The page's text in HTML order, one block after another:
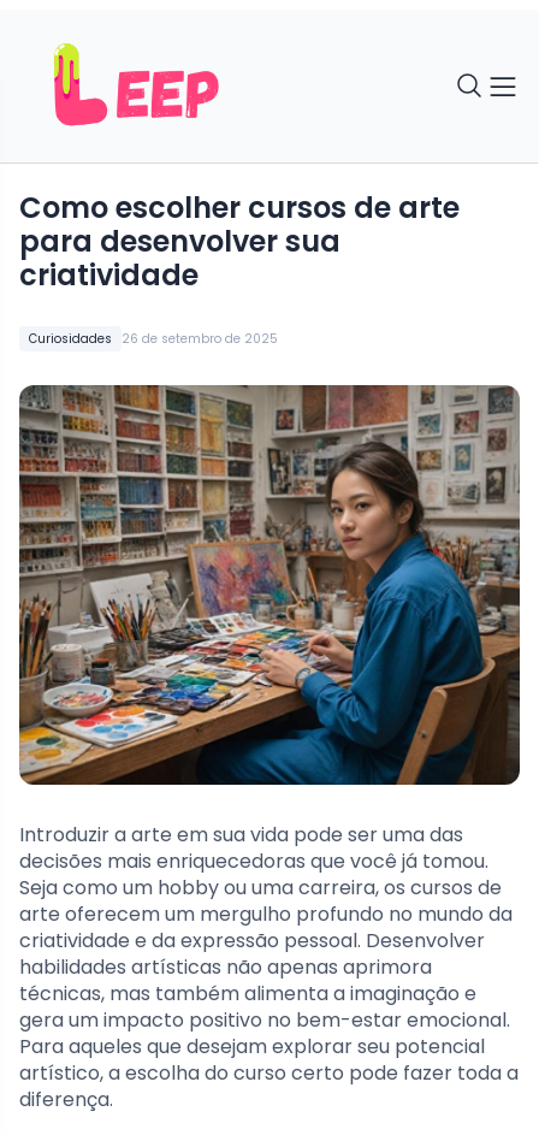
Curiosidades 26 de setembro de 2025
Como escolher cursos de arte
para desenvolver sua
criatividade
Introduzir a arte em sua vida pode ser uma das
decisões mais enriquecedoras que você já tomou.
Seja como um hobby ou uma carreira, os cursos de
arte oferecem um mergulho profundo no mundo da
criatividade e da expressão pessoal. Desenvolver
habilidades artísticas não apenas aprimora
técnicas, mas também alimenta a imaginação e
gera um impacto positivo no bem-estar emocional.
Para aqueles que desejam explorar seu potencial
artístico, a escolha do curso certo pode fazer toda a
diferença.